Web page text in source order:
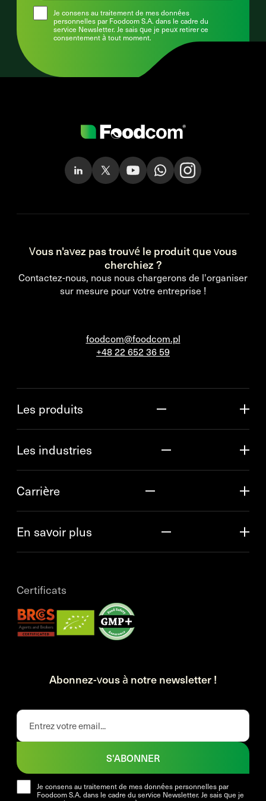
Je consens au traitement de mes données
personnelles par Foodcom S.A. dans le cadre du
service Newsletter. Je sais que je peux retirer ce
consentement à tout moment.
Vous n'avez pas trouvé le produit que vous
cherchiez ?
Contactez-nous, nous nous chargerons de l'organiser
sur mesure pour votre entreprise !
foodcom@foodcom.pl
+48 22 652 36 59
Les produits
Les industries
Carrière
En savoir plus
Certificats
Abonnez-vous à notre newsletter !
Je consens au traitement de mes données personnelles par
Foodcom S.A. dans le cadre du service Newsletter. Je sais que je
S'ABONNER